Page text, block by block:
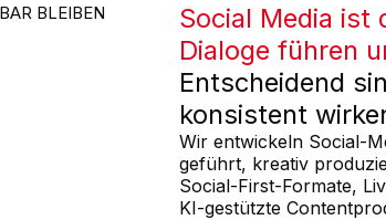
BLEIBEN
Social Media ist
Dialoge führen
Entscheidend
konsistent
Wir entwickeln Social-
geführt, kreativ
Social-First-Formate,
KI-gestützte